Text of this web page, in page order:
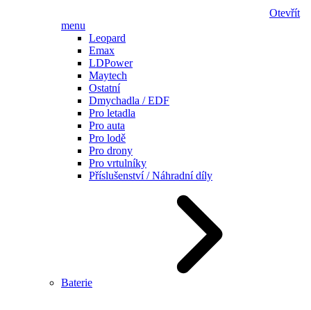
Otevřít
menu
Leopard
Emax
LDPower
Maytech
Ostatní
Dmychadla / EDF
Pro letadla
Pro auta
Pro lodě
Pro drony
Pro vrtulníky
Příslušenství / Náhradní díly
Baterie